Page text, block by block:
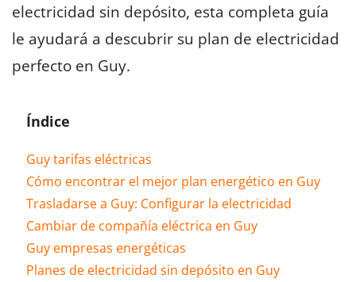
electricidad sin depósito, esta completa guía
le ayudará a descubrir su plan de electricidad
perfecto en Guy.
Índice
Guy tarifas eléctricas
Cómo encontrar el mejor plan energético en Guy
Trasladarse a Guy: Configurar la electricidad
Cambiar de compañía eléctrica en Guy
Guy empresas energéticas
Planes de electricidad sin depósito en Guy